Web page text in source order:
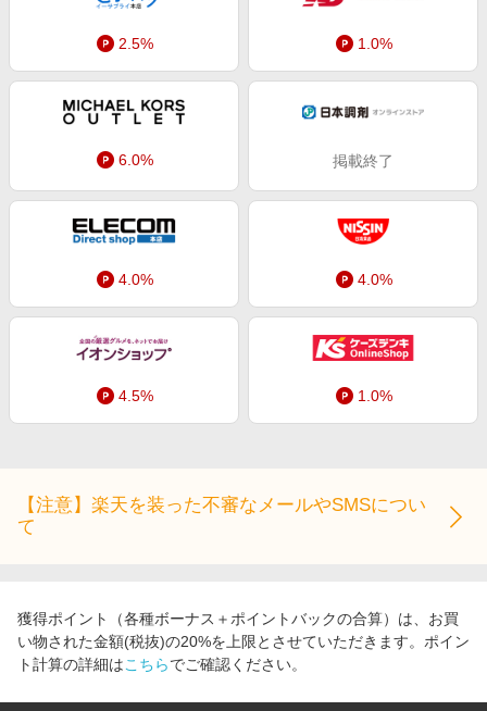
ビジネス・その他サービス
週末の高還元 夏の長期版
2.5% 1.0%
6.0% 掲載終了
4.0% 4.0%
4.5% 1.0%
【注意】楽天を装った不審なメールやSMSについ
て
獲得ポイント（各種ボーナス＋ポイントバックの合算）は、お買
い物された金額(税抜)の20%を上限とさせていただきます。ポイン
ト計算の詳細はこちらでご確認ください。